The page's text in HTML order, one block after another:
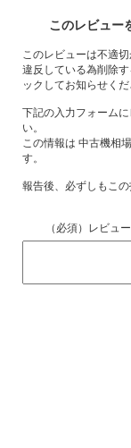
このレビュー
このレビューは不適
違反している為削除
ックしてお知らせくだ
下記の入力フォーム
い。
この情報は 中古機相
す。
報告後、必ずしもこ
（必須）レビュ